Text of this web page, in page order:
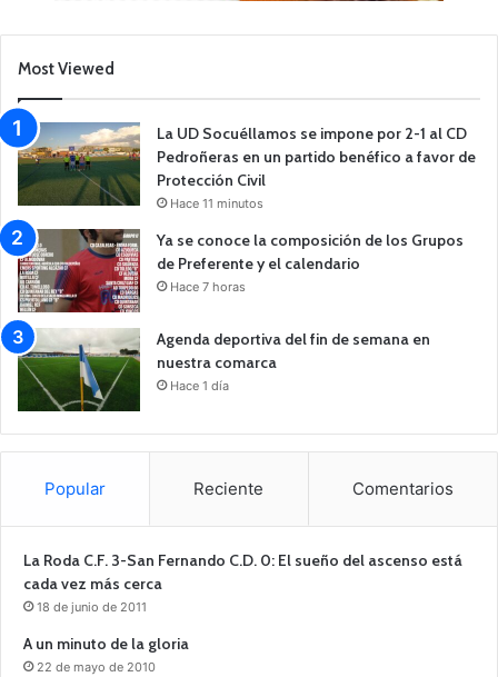
Most Viewed
La UD Socuéllamos se impone por 2-1 al CD
Pedroñeras en un partido benéfico a favor de
Protección Civil
Hace 11 minutos
Ya se conoce la composición de los Grupos
de Preferente y el calendario
Hace 7 horas
Agenda deportiva del fin de semana en
nuestra comarca
Hace 1 día
Popular Reciente Comentarios
La Roda C.F. 3-San Fernando C.D. 0: El sueño del ascenso está
cada vez más cerca
18 de junio de 2011
A un minuto de la gloria
22 de mayo de 2010